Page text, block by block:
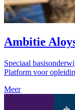
Ambitie
Speciaal
Platform voor
Meer